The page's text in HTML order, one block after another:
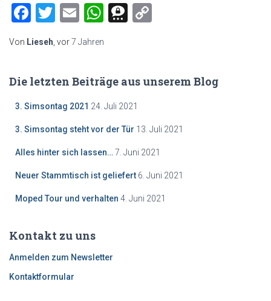
Facebook
Twitter
EmailWhatsApp
Threema
Von Lieseh , vor7 Jahren
Die letzten Beiträge aus unserem Blog
3. Simsontag 2021 24. Juli 2021
3. Simsontag steht vor der Tür 13. Juli 2021
Alles hinter sich lassen… 7. Juni 2021
Neuer Stammtisch ist geliefert 6. Juni 2021
Moped Tour und verhalten 4. Juni 2021
Kontakt zu uns
Anmelden zum Newsletter
Kontaktformular